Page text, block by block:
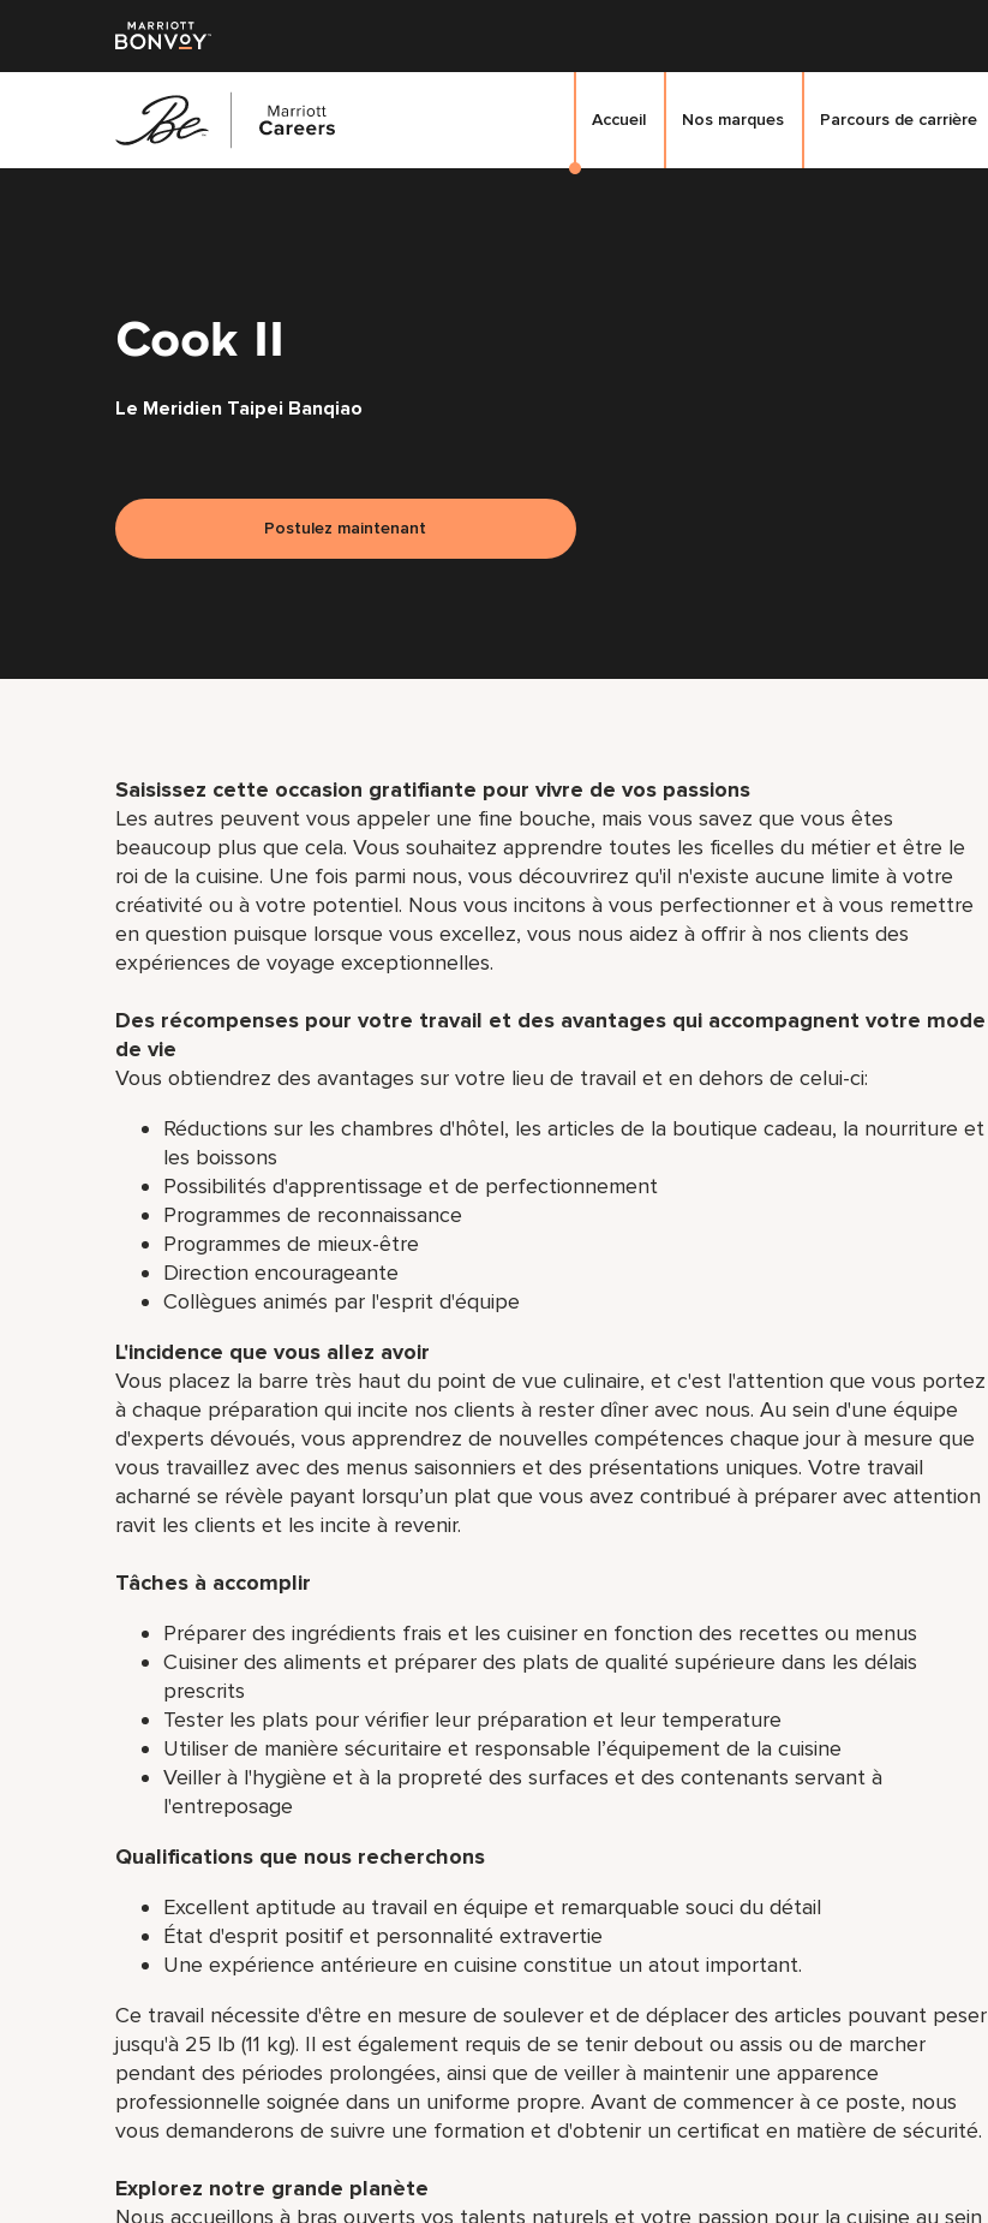
Accueil Nos marques Parcours de carrière
Cook II
Le Meridien Taipei Banqiao
Postulez maintenant
Saisissez cette occasion gratifiante pour vivre de vos passions
Les autres peuvent vous appeler une fine bouche, mais vous savez que vous êtes
beaucoup plus que cela. Vous souhaitez apprendre toutes les ficelles du métier et être le
roi de la cuisine. Une fois parmi nous, vous découvrirez qu'il n'existe aucune limite à votre
créativité ou à votre potentiel. Nous vous incitons à vous perfectionner et à vous remettre
en question puisque lorsque vous excellez, vous nous aidez à offrir à nos clients des
expériences de voyage exceptionnelles.
Des récompenses pour votre travail et des avantages qui accompagnent votre mode
de vie
Vous obtiendrez des avantages sur votre lieu de travail et en dehors de celui-ci:
Réductions sur les chambres d'hôtel, les articles de la boutique cadeau, la nourriture et
les boissons
Possibilités d'apprentissage et de perfectionnement
Programmes de reconnaissance
Programmes de mieux-être
Direction encourageante
Collègues animés par l'esprit d'équipe
L'incidence que vous allez avoir
Vous placez la barre très haut du point de vue culinaire, et c'est l'attention que vous portez
à chaque préparation qui incite nos clients à rester dîner avec nous. Au sein d'une équipe
d'experts dévoués, vous apprendrez de nouvelles compétences chaque jour à mesure que
vous travaillez avec des menus saisonniers et des présentations uniques. Votre travail
acharné se révèle payant lorsqu’un plat que vous avez contribué à préparer avec attention
ravit les clients et les incite à revenir.
Tâches à accomplir
Préparer des ingrédients frais et les cuisiner en fonction des recettes ou menus
Cuisiner des aliments et préparer des plats de qualité supérieure dans les délais
prescrits
Tester les plats pour vérifier leur préparation et leur temperature
Utiliser de manière sécuritaire et responsable l’équipement de la cuisine
Veiller à l'hygiène et à la propreté des surfaces et des contenants servant à
l'entreposage
Qualifications que nous recherchons
Excellent aptitude au travail en équipe et remarquable souci du détail
État d'esprit positif et personnalité extravertie
Une expérience antérieure en cuisine constitue un atout important.
Ce travail nécessite d'être en mesure de soulever et de déplacer des articles pouvant peser
jusqu'à 25 lb (11 kg). Il est également requis de se tenir debout ou assis ou de marcher
pendant des périodes prolongées, ainsi que de veiller à maintenir une apparence
professionnelle soignée dans un uniforme propre. Avant de commencer à ce poste, nous
vous demanderons de suivre une formation et d'obtenir un certificat en matière de sécurité.
Explorez notre grande planète
Nous accueillons à bras ouverts vos talents naturels et votre passion pour la cuisine au sein